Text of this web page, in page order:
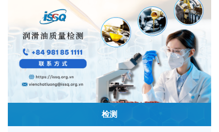
检测